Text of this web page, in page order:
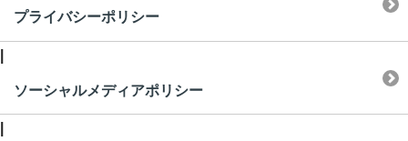
プライバシーポリシー
ソーシャルメディアポリシー